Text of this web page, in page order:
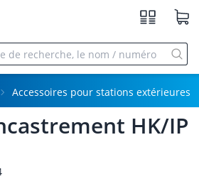
Accessoires pour stations extérieures
HK/IP